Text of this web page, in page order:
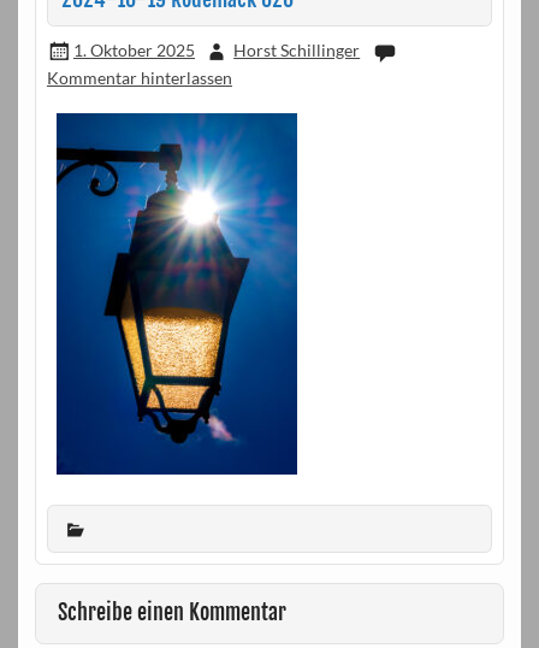
1. Oktober 2025
Horst Schillinger
Kommentar hinterlassen
Schreibe einen Kommentar